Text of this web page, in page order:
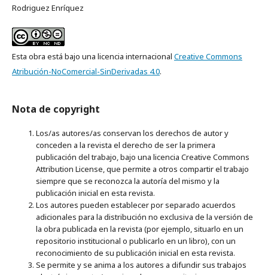
Rodriguez Enríquez
Esta obra está bajo una licencia internacional Creative Commons
Atribución-NoComercial-SinDerivadas 4.0.
Nota de copyright
Los/as autores/as conservan los derechos de autor y
conceden a la revista el derecho de ser la primera
publicación del trabajo, bajo una licencia Creative Commons
Attribution License, que permite a otros compartir el trabajo
siempre que se reconozca la autoría del mismo y la
publicación inicial en esta revista.
Los autores pueden establecer por separado acuerdos
adicionales para la distribución no exclusiva de la versión de
la obra publicada en la revista (por ejemplo, situarlo en un
repositorio institucional o publicarlo en un libro), con un
reconocimiento de su publicación inicial en esta revista.
Se permite y se anima a los autores a difundir sus trabajos